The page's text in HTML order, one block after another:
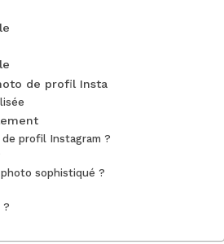
de profil Insta
profil Instagram ?
sophistiqué ?
?